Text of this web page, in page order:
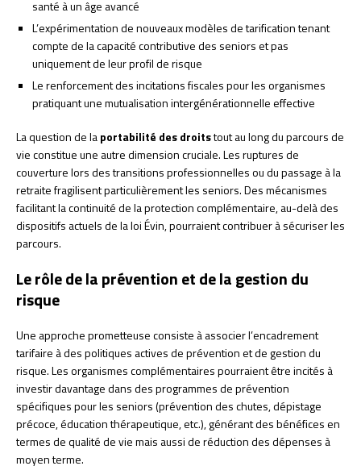
santé à un âge avancé
L’expérimentation de nouveaux modèles de tarification tenant
compte de la capacité contributive des seniors et pas
uniquement de leur profil de risque
Le renforcement des incitations fiscales pour les organismes
pratiquant une mutualisation intergénérationnelle effective
La question de laportabilité des droitstout au long du parcours de
vie constitue une autre dimension cruciale. Les ruptures de
couverture lors des transitions professionnelles ou du passage à la
retraite fragilisent particulièrement les seniors. Des mécanismes
facilitant la continuité de la protection complémentaire, au-delà des
dispositifs actuels de la loi Évin, pourraient contribuer à sécuriser les
parcours.
Le rôle de la prévention et de la gestion du
risque
Une approche prometteuse consiste à associer l’encadrement
tarifaire à des politiques actives de prévention et de gestion du
risque. Les organismes complémentaires pourraient être incités à
investir davantage dans des programmes de prévention
spécifiques pour les seniors (prévention des chutes, dépistage
précoce, éducation thérapeutique, etc.), générant des bénéfices en
termes de qualité de vie mais aussi de réduction des dépenses à
moyen terme.